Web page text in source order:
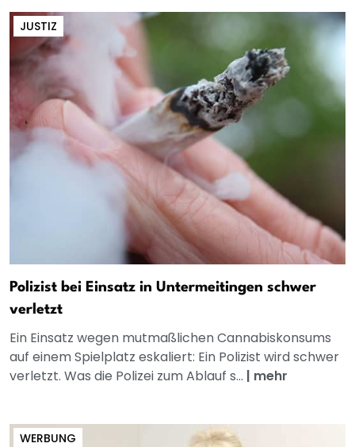
JUSTIZ
Polizist bei Einsatz in Untermeitingen schwer
verletzt
Ein Einsatz wegen mutmaßlichen Cannabiskonsums
auf einem Spielplatz eskaliert: Ein Polizist wird schwer
verletzt. Was die Polizei zum Ablauf s... | mehr
WERBUNG